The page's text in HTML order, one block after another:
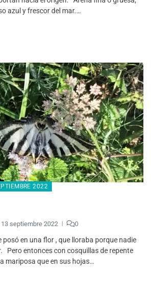
azul y frescor del mar.…
2022
13 septiembre 2022 0
posó en una flor , que lloraba porque nadie
Pero entonces con cosquillas de repente
mariposa que en sus hojas…